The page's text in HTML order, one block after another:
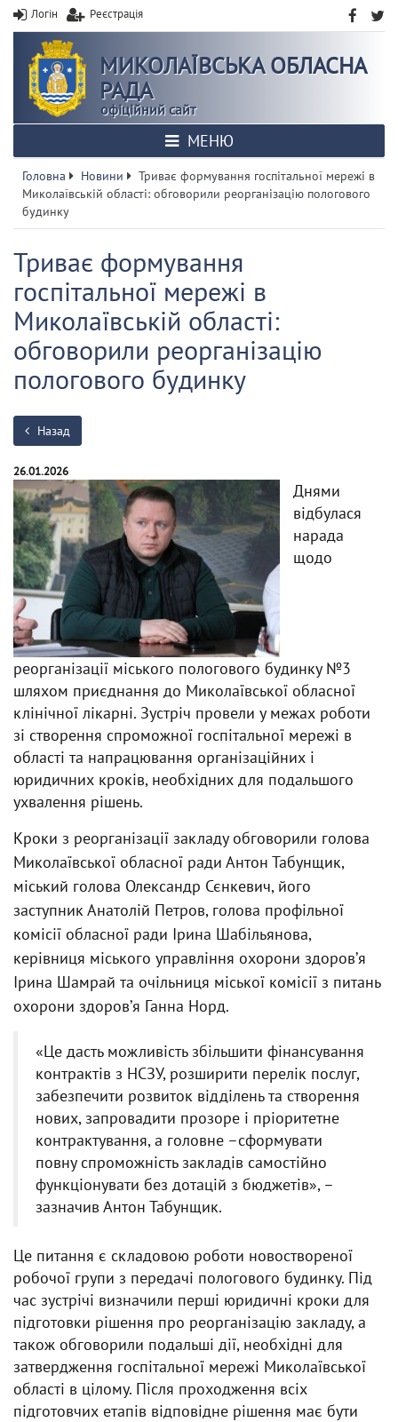
Логін Реєстрація
МИКОЛАЇВСЬКА ОБЛАСНА
РАДА
офіційний сайт
МЕНЮ
Головна Новини
Триває формування госпітальної мережі в
Миколаївській області: обговорили реорганізацію пологового
будинку
Триває формування
госпітальної мережі в
Миколаївській області:
обговорили реорганізацію
пологового будинку
Назад
26.01.2026
Днями
відбулася
нарада
щодо
реорганізації міського пологового будинку №3
шляхом приєднання до Миколаївської обласної
клінічної лікарні. Зустріч провели у межах роботи
зі створення спроможної госпітальної мережі в
області та напрацювання організаційних і
юридичних кроків, необхідних для подальшого
ухвалення рішень.
Кроки з реорганізації закладу обговорили голова
Миколаївської обласної ради Антон Табунщик,
міський голова Олександр Сєнкевич, його
заступник Анатолій Петров, голова профільної
комісії обласної ради Ірина Шабільянова,
керівниця міського управління охорони здоровʼя
Ірина Шамрай та очільниця міської комісії з питань
охорони здоровʼя Ганна Норд.
«Це дасть можливість збільшити фінансування
контрактів з НСЗУ, розширити перелік послуг,
забезпечити розвиток відділень та створення
нових, запровадити прозоре і пріоритетне
контрактування, а головне –сформувати
повну спроможність закладів самостійно
функціонувати без дотацій з бюджетів», –
зазначив Антон Табунщик.
Це питання є складовою роботи новоствореної
робочої групи з передачі пологового будинку. Під
час зустрічі визначили перші юридичні кроки для
підготовки рішення про реорганізацію закладу, а
також обговорили подальші дії, необхідні для
затвердження госпітальної мережі Миколаївської
області в цілому. Після проходження всіх
підготовчих етапів відповідне рішення має бути